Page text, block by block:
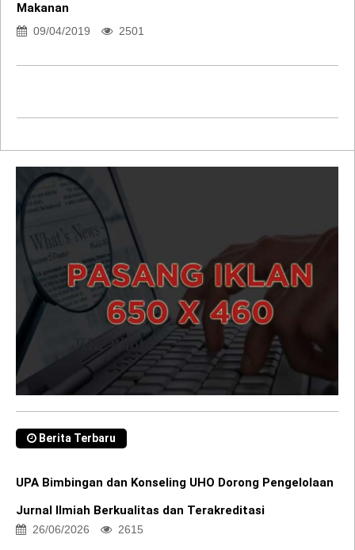
Makanan
09/04/2019 2501
Berita Terbaru
UPA Bimbingan dan Konseling UHO Dorong Pengelolaan
Jurnal Ilmiah Berkualitas dan Terakreditasi
26/06/2026 2615